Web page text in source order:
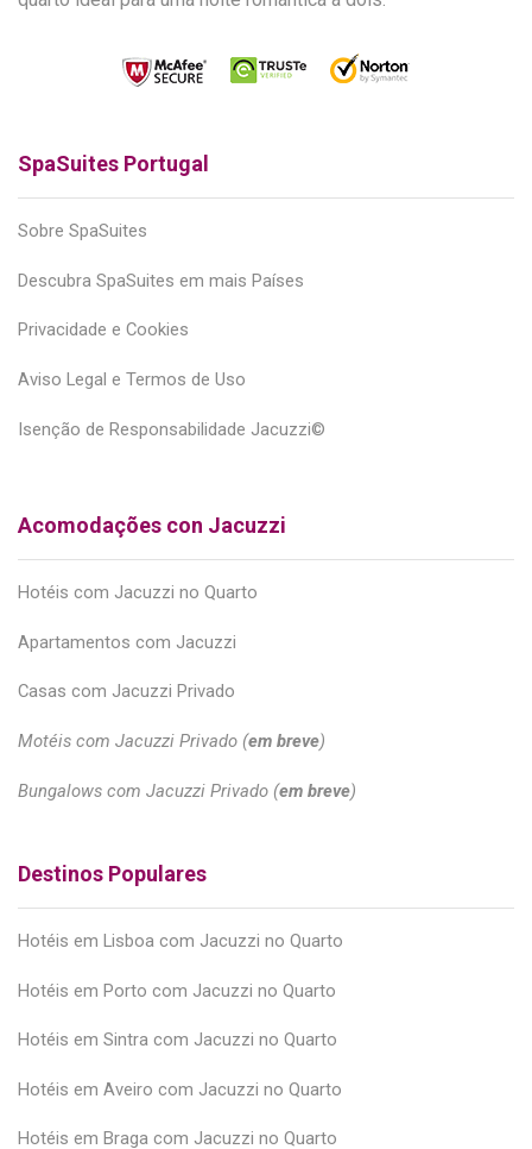
SpaSuites Portugal
Sobre SpaSuites
Descubra SpaSuites em mais Países
Privacidade e Cookies
Aviso Legal e Termos de Uso
Isenção de Responsabilidade Jacuzzi©
Acomodações con Jacuzzi
Hotéis com Jacuzzi no Quarto
Apartamentos com Jacuzzi
Casas com Jacuzzi Privado
Motéis com Jacuzzi Privado (em breve)
Bungalows com Jacuzzi Privado (em breve)
Destinos Populares
Hotéis em Lisboa com Jacuzzi no Quarto
Hotéis em Porto com Jacuzzi no Quarto
Hotéis em Sintra com Jacuzzi no Quarto
Hotéis em Aveiro com Jacuzzi no Quarto
Hotéis em Braga com Jacuzzi no Quarto